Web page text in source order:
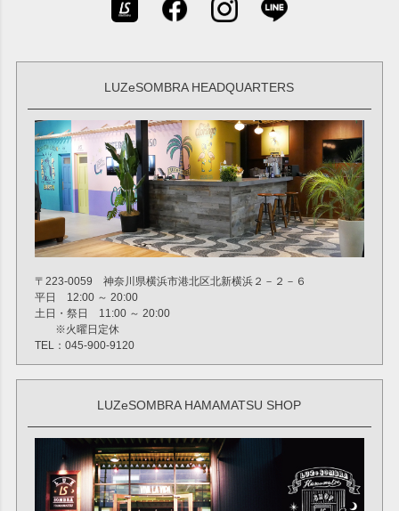
LUZeSOMBRA HEADQUARTERS
〒223-0059 神奈川県横浜市港北区北新横浜２－２－６
平日 12:00 ～ 20:00
土日・祭日 11:00 ～ 20:00
※火曜日定休
TEL：045-900-9120
LUZeSOMBRA HAMAMATSU SHOP